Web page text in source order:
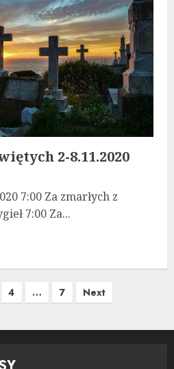
2-8.11.2020
7:00 Za zmarłych z
7:00 Za...
4 … 7 Next